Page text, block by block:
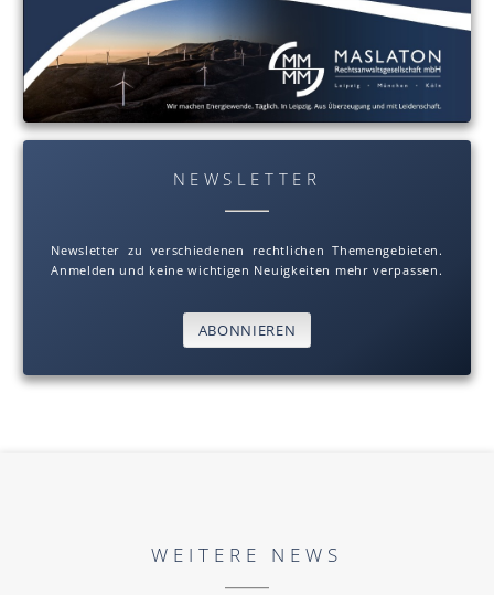
NEWSLETTER
Newsletter zu verschiedenen rechtlichen Themengebieten.
Anmelden und keine wichtigen Neuigkeiten mehr verpassen.
ABONNIEREN
WEITERE NEWS